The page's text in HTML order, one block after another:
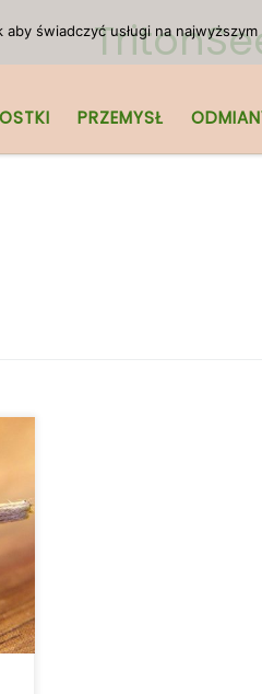
PRZEMYSŁ
świadczyć usługi na najwyższym